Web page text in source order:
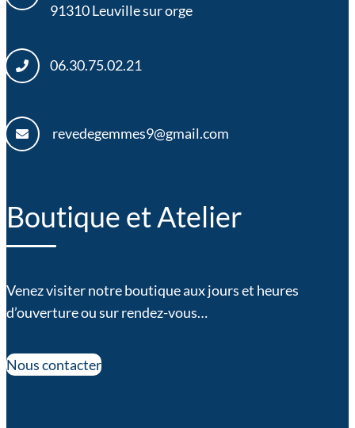
91310Leuville sur orge
06.30.75.02.21
revedegemmes9@gmail.com
Boutique et Atelier
Venez visiter notre boutique aux jours et heures
d’ouverture ou sur rendez-vous…
Nous contacter